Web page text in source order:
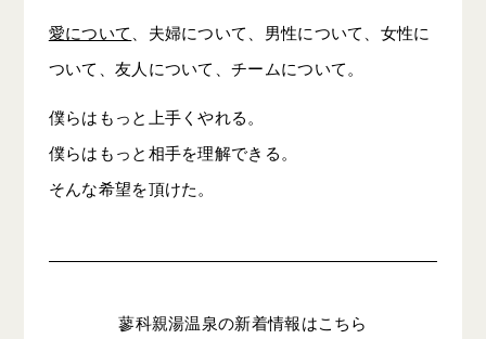
愛について
、夫婦について、男性について、女性に
ついて、友人について、チームについて。
僕らはもっと上手くやれる。
僕らはもっと相手を理解できる。
そんな希望を頂けた。
蓼科親湯温泉の新着情報はこちら